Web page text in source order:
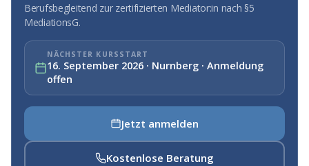
Berufsbegleitend zur zertifizierten Mediator:in nach §5
MediationsG.
NÄCHSTER KURSSTART
16. September 2026 · Nurnberg · Anmeldung
offen
Jetzt anmelden
Kostenlose Beratung